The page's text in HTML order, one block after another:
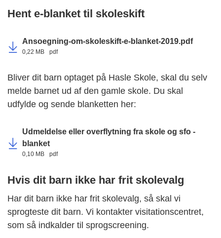
Hent e-blanket til skoleskift
Ansoegning-om-skoleskift-e-blanket-2019.pdf
0,22 MB pdf
Bliver dit barn optaget på Hasle Skole, skal du selv
melde barnet ud af den gamle skole. Du skal
udfylde og sende blanketten her:
Udmeldelse eller overflytning fra skole og sfo -
blanket
0,10 MB pdf
Hvis dit barn ikke har frit skolevalg
Har dit barn ikke har frit skolevalg, så skal vi
sprogteste dit barn. Vi kontakter visitationscentret,
som så indkalder til sprogscreening.